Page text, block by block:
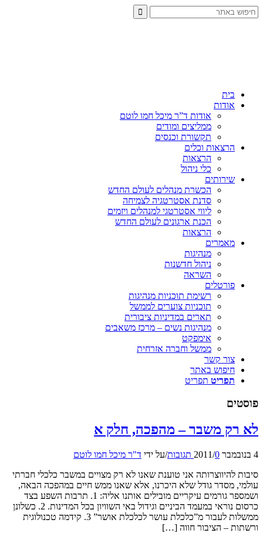
בית
אודות
אודות ד”ר מיכל חמו לוטם
ממליצים ומודים
תקשורת וכנסים
הרצאות וכלים
הרצאות
כלי ניהול
שירותים
הכשרת מנהלים לעולם החדש
סדנת אסטרטגיה לצמיחה
ליווי אסטרטגי למנהלים ויזמים
הכנת ארגונים לעולם החדש
הרצאות
מאמרים
מנהיגות
ניהול חדשנות
השראה
פורטלים
רשימת תוכניות מנהיגות
תוכניות צוערים לממשל
תארים במדיניות ציבורית
מנהיגות נשים – מרכז משאבים
אימפקט
ממשל וחברה אזרחית
צור קשר
חיפוש באתר
תפריט תפריט
פוסטים
לא רק משבר – מהפכה, חלק א
4 בנובמבר 2011 /0 תגובות /על ידי ד"ר מיכל חמו לוטם
סיבות להיווצרותה אני טוענת שאנו לא רק מצויים במשבר כלכלי חברתי
עולמי, מסדר גודל שלא היכרנו, אלא שאנו ממש חיים במהפכה הבאה,
ושמספר גורמים עיקריים מובילים אותנו אליה: 1. תרבות השפע בצד
כרסום נוראי במעמד הביניים וגידול באי השוויון בכל המדינות. 2. כשלונן
ממשלות לעבור מ”כלכלת עושר לכלכלת אושר” 3. קידמה טכנולוגית
ורשתות – הציבור חווה […]